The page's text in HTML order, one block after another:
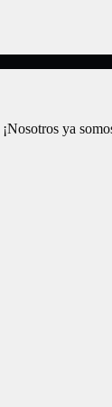
¡Nosotros ya